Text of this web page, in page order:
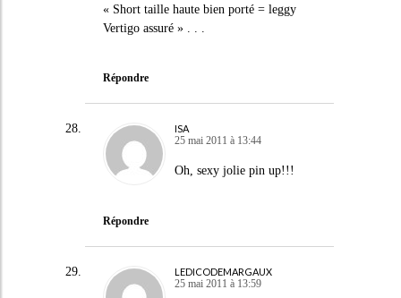
« Short taille haute bien porté = leggy
Vertigo assuré » . . .
Répondre
ISA
25 mai 2011 à 13:44
Oh, sexy jolie pin up!!!
Répondre
LEDICODEMARGAUX
25 mai 2011 à 13:59